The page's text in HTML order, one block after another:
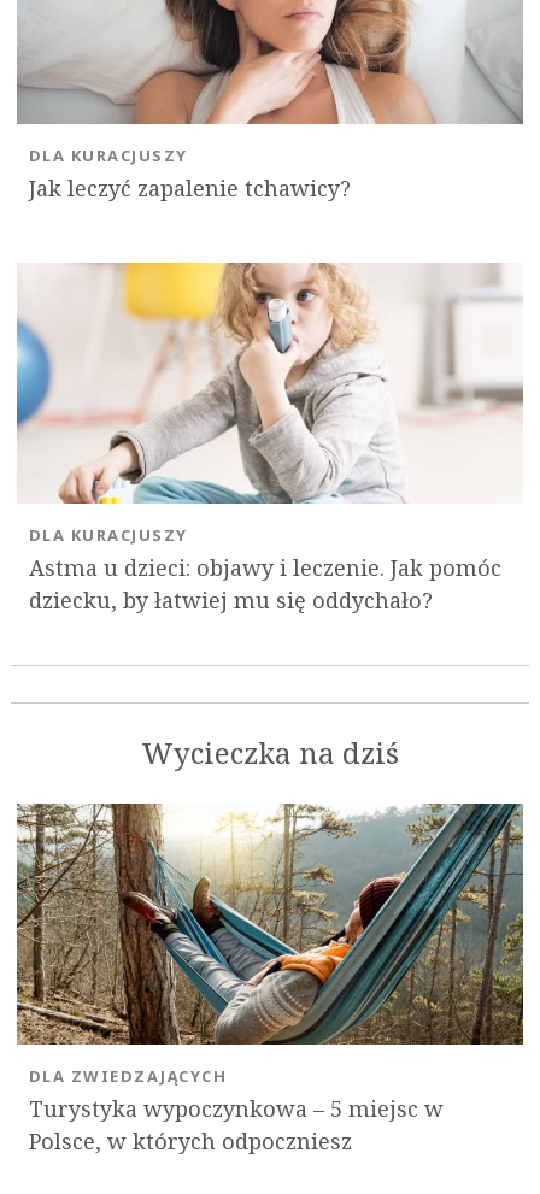
Jak leczyć zapalenie tchawicy?
DLA KURACJUSZY
Astma u dzieci: objawy i leczenie. Jak pomóc
dziecku, by łatwiej mu się oddychało?
DLA KURACJUSZY
Wycieczka na dziś
Turystyka wypoczynkowa – 5 miejsc w
Polsce, w których odpoczniesz
DLA ZWIEDZAJĄCYCH